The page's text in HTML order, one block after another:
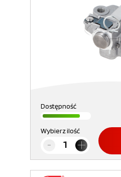
Dostępność
Wybierz ilość